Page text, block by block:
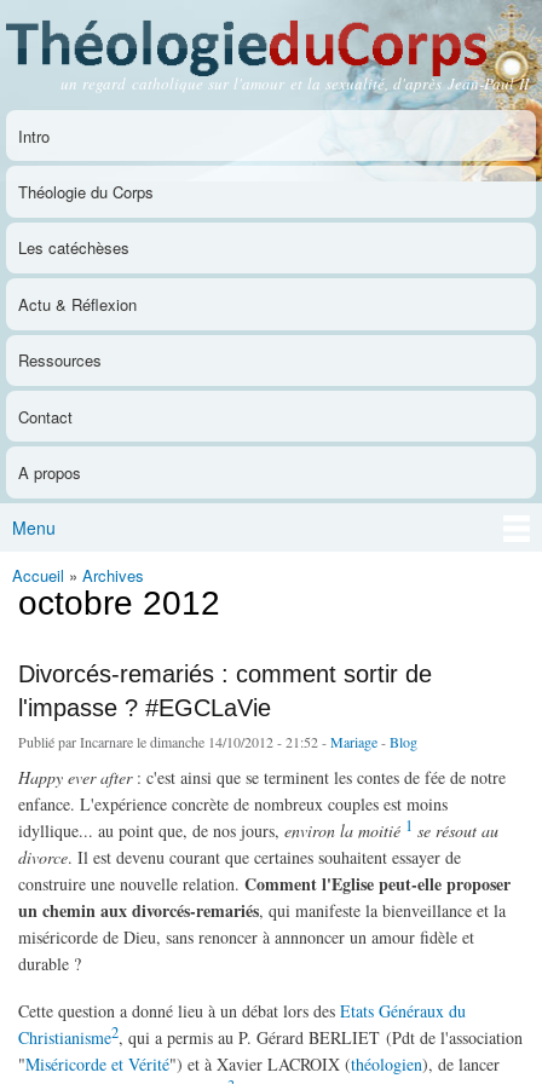
contenu
principal
Théologie du Corps
un regard catholique sur l'amour et la sexualité, d'après Jean-Paul II
Menu principal
Intro
Théologie du Corps
Les catéchèses
Actu & Réflexion
Ressources
Contact
A propos
Menu
Vous êtes ici
Accueil » Archives
octobre 2012
Divorcés-remariés : comment sortir de
l'impasse ? #EGCLaVie
Publié parIncarnarele dimanche 14/10/2012 - 21:52 -Mariage-Blog
Happy ever after : c'est ainsi que se terminent les contes de fée de notre
enfance. L'expérience concrète de nombreux couples est moins
idyllique... au point que, de nos jours, environ la moitié 1 se résout au
divorce. Il est devenu courant que certaines souhaitent essayer de
construire une nouvelle relation. Comment l'Eglise peut-elle proposer
un chemin aux divorcés-remariés, qui manifeste la bienveillance et la
miséricorde de Dieu, sans renoncer à annnoncer un amour fidèle et
durable ?
Cette question a donné lieu à un débat lors des Etats Généraux du
Christianisme2, qui a permis au P. Gérard BERLIET (Pdt de l'association
"Miséricorde et Vérité") et à Xavier LACROIX (théologien), de lancer